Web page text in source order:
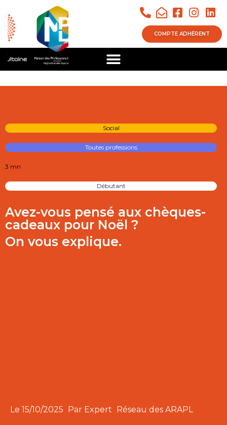
COMPTE ADHÉRENT
Social
Toutes professions
3 mn
Débutant
Avez-vous pensé aux chèques-
cadeaux pour Noël ?
On vous explique.
Le 15/10/2025 Par Expert Réseau des ARAPL